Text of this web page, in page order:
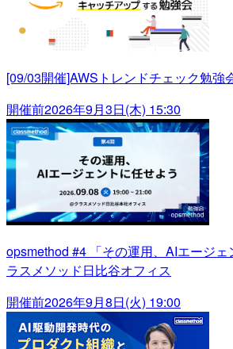
[09/03開催]AWSトレンドチェック勉強
開催前2026年9月3日(木) 15:30
opsmethod #4 「その運用、AIエージ
ラスメソッド日比谷オフィス
開催前2026年9月8日(火) 19:00